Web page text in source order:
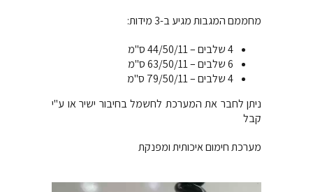
מחממם המגבות מגיע ב-3 מידות:
4 שלבים – 44/50/11 ס"מ
6 שלבים – 63/50/11 ס"מ
4 שלבים – 79/50/11 ס"מ
ניתן לחבר את המערכת לחשמל בחיבור ישיר או ע"י
קבל
מערכת חימום איכותית ומפנקת